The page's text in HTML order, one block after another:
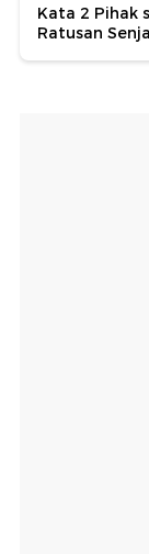
Kata 2 Pihak
Ratusan